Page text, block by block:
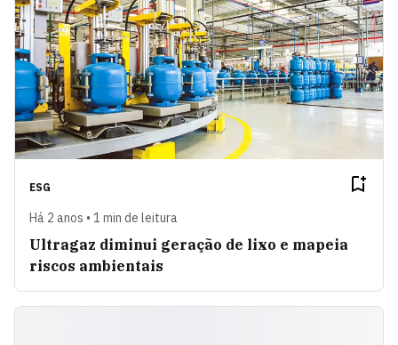
ESG
Há 2 anos • 1 min de leitura
Ultragaz diminui geração de lixo e mapeia
riscos ambientais